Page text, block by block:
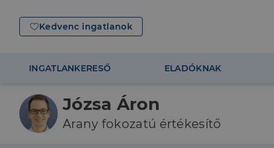
Kedvenc ingatlanok
INGATLANKERESŐ ELADÓKNAK
Józsa Áron
Arany fokozatú értékesítő